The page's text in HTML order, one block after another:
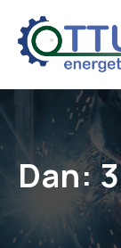
Dan: